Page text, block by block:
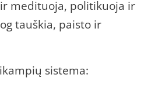
medituoja, politikuoja ir
tauškia, paisto ir
sistema: